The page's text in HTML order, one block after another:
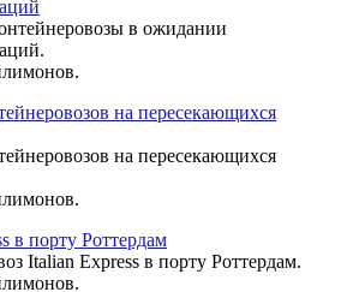
в ожидании
на пересекающихся
Italian Express в порту Роттердам.